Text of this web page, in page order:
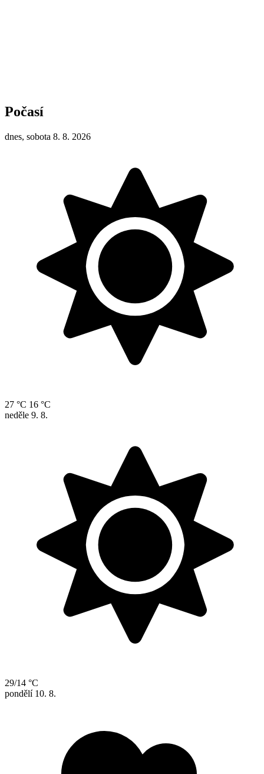
Počasí
dnes, sobota 8. 8. 2026
27 °C 16 °C
neděle 9. 8.
29/14 °C
pondělí 10. 8.